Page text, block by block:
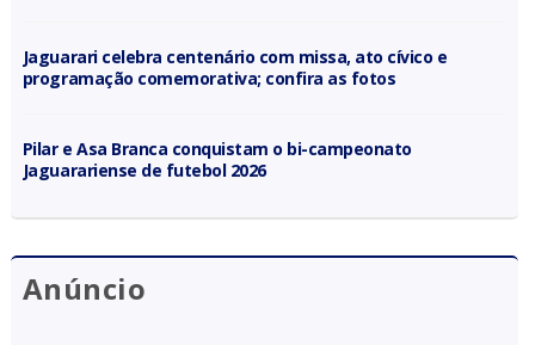
Jaguarari celebra centenário com missa, ato cívico e
programação comemorativa; confira as fotos
Pilar e Asa Branca conquistam o bi-campeonato
Jaguarariense de futebol 2026
Anúncio